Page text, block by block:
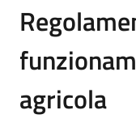
agricola